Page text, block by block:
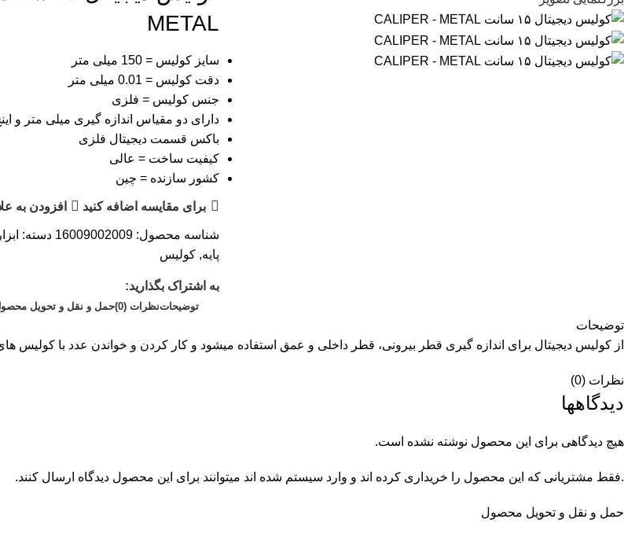
METAL
سایز کولیس = 150 میلی متر
دقت کولیس = 0.01 میلی متر
جنس کولیس = فلزی
دارای دو مقیاس اندازه گیری میلی متر و
باکس قسمت دیجیتال فلزی
کیفیت ساخت = عالی
کشور سازنده = چین
برای مقایسه اضافه کنید افزودن به
شناسه محصول:16009002009 دسته:
پایه, کولیس
به اشتراک بگذارید:
توضیحاتنظرات (0) حمل و نقل و تحویل
توضیحات
از کولیس دیجیتال برای اندازه گیری قطر بیرونی، قطر داخلی و عمق استفاده میشود و کار کردن و خواندن عدد با کولیس
نظرات (0)
دیدگاهها
هیچ دیدگاهی برای این محصول نوشته نشده است.
.فقط مشتریانی که این محصول را خریداری کرده اند و وارد سیستم شده اند میتوانند برای این محصول دیدگاه ارسال کنند.
حمل و نقل و تحویل محصول